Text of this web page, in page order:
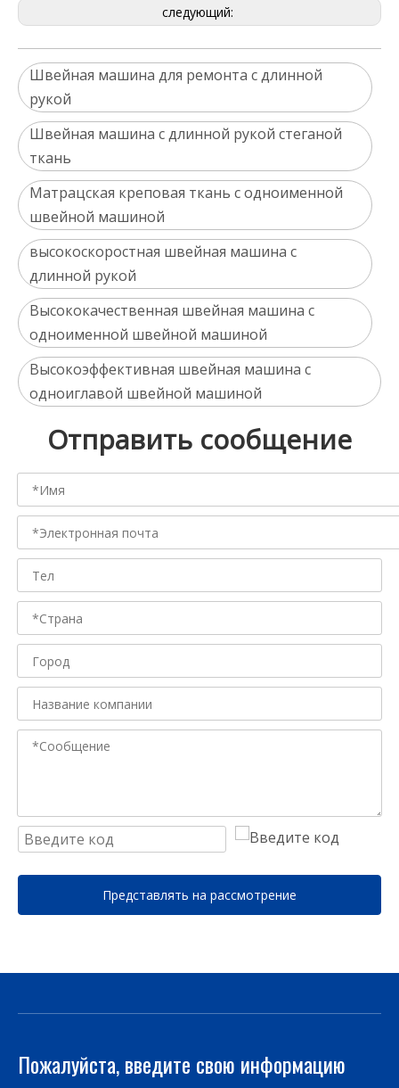
следующий:
Швейная машина для ремонта с длинной
рукой
Швейная машина с длинной рукой стеганой
ткань
Матрацская креповая ткань с одноименной
швейной машиной
высокоскоростная швейная машина с
длинной рукой
Высококачественная швейная машина с
одноименной швейной машиной
Высокоэффективная швейная машина с
одноиглавой швейной машиной
Отправить сообщение
Представлять на рассмотрение
Пожалуйста, введите свою информацию